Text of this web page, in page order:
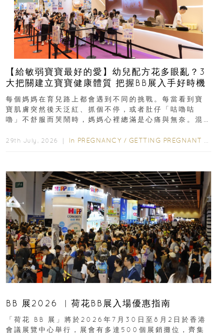
【給敏弱寶寶最好的愛】幼兒配方花多眼亂？3
大把關建立寶寶健康體質 把握BB展入手好時機
每個媽媽在育兒路上都會遇到不同的挑戰。每當看到寶
寶肌膚突然後天泛紅、抓個不停，或者肚仔「咕嚕咕
嚕」不舒服而哭鬧時，媽媽心裡總滿是心痛與無奈。混
29th July, 2026 ｜ In PREGNANCY / GETTING PREGNANT
BB 展2026 ︳荷花BB展入場優惠指南
「荷花 BB 展」將於2026年7月30日至8月2日於香港
會議展覽中心舉行，展會有多達500個展銷攤位，齊集